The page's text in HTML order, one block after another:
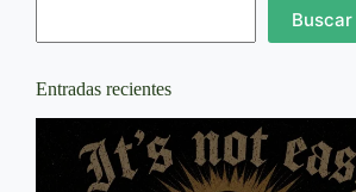
Buscar
Entradas recientes